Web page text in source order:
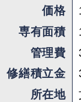
ら負担も少
商いをはじ
ません。
文京区小石川
かなエリア
価格
専有面積
管理費
修繕積立金
所在地